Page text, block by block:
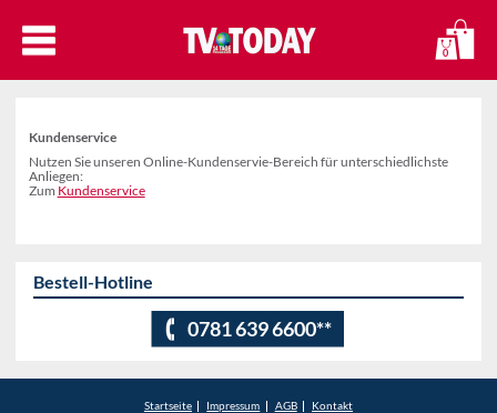
0
Kundenservice
Nutzen Sie unseren Online-Kundenservie-Bereich für unterschiedlichste
Anliegen:
Zum Kundenservice
Bestell-Hotline
0781 639 6600**
Startseite Impressum AGB
Kontakt